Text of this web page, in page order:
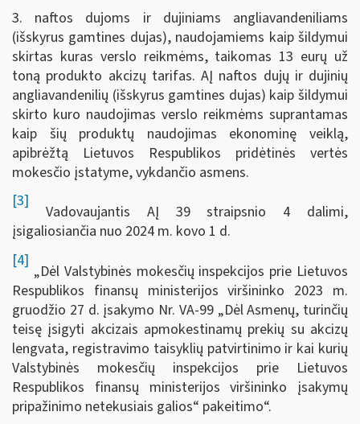
3. naftos dujoms ir dujiniams angliavandeniliams
(išskyrus gamtines dujas), naudojamiems kaip šildymui
skirtas kuras verslo reikmėms, taikomas 13 eurų už
toną produkto akcizų tarifas. AĮ naftos dujų ir dujinių
angliavandenilių (išskyrus gamtines dujas) kaip šildymui
skirto kuro naudojimas verslo reikmėms suprantamas
kaip šių produktų naudojimas ekonominę veiklą,
apibrėžtą Lietuvos Respublikos pridėtinės vertės
mokesčio įstatyme, vykdančio asmens.
[3]
Vadovaujantis AĮ 39 straipsnio 4 dalimi,
įsigaliosiančia nuo 2024 m. kovo 1 d.
[4]
„Dėl Valstybinės mokesčių inspekcijos prie Lietuvos
Respublikos finansų ministerijos viršininko 2023 m.
gruodžio 27 d. įsakymo Nr. VA-99 „Dėl Asmenų, turinčių
teisę įsigyti akcizais apmokestinamų prekių su akcizų
lengvata, registravimo taisyklių patvirtinimo ir kai kurių
Valstybinės mokesčių inspekcijos prie Lietuvos
Respublikos finansų ministerijos viršininko įsakymų
pripažinimo netekusiais galios“ pakeitimo“.